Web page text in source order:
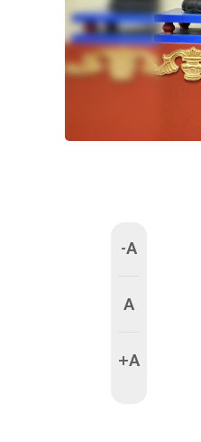
-A
A
+A